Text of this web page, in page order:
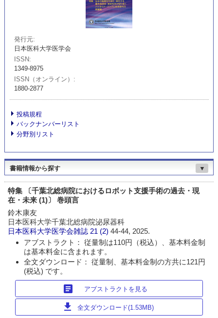
発行元
日本医科大学医学会
ISSN
1349-8975
ISSN（オンライン）
1880-2877
投稿規程
バックナンバーリスト
分野別リスト
書籍情報から探す ▼
特集 〔千葉北総病院におけるロボット支援手術の過去・現
在・未来 (1)〕 巻頭言
鈴木康友
日本医科大学千葉北総病院泌尿器科
日本医科大学医学会雑誌 21 (2)44-44, 2025.
アブストラクト： 従量制は110円（税込）、基本料金制
は基本料金に含まれます。
全文ダウンロード： 従量制、基本料金制の方共に121円
(税込) です。
article アブストラクトを見る
download 全文ダウンロード(1.53MB)